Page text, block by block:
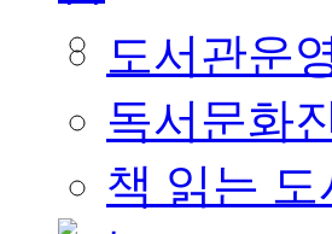
도서관운
독서문화
책 읽는 도